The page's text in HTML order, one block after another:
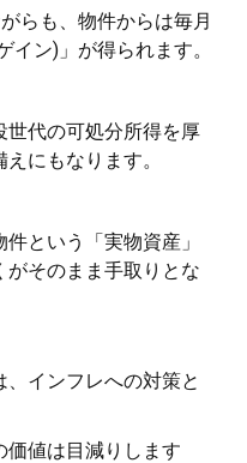
らも、物件からは毎月
ン)」が得られます。
世代の可処分所得を厚
にもなります。
という「実物資産」
がそのまま手取りとな
インフレへの対策と
価値は目減りします